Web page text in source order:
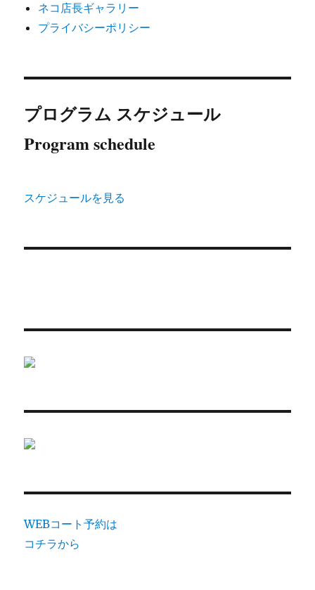
ネコ店長ギャラリー
プライバシーポリシー
プログラム スケジュール
Program schedule
スケジュールを見る
WEBコート予約は
コチラから